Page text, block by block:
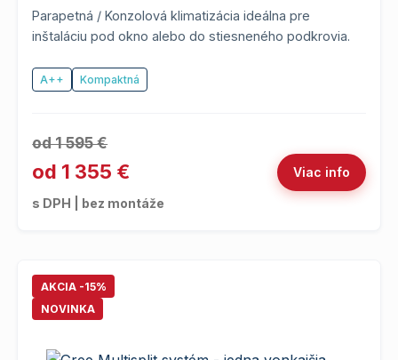
Parapetná / Konzolová klimatizácia ideálna pre
inštaláciu pod okno alebo do stiesneného podkrovia.
A++ Kompaktná
od 1 595 €
od 1 355 €
s DPH | bez montáže
Viac info
AKCIA -15%
NOVINKA